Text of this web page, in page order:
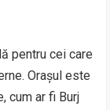
pentru cei care
Orașul este
cum ar fi Burj